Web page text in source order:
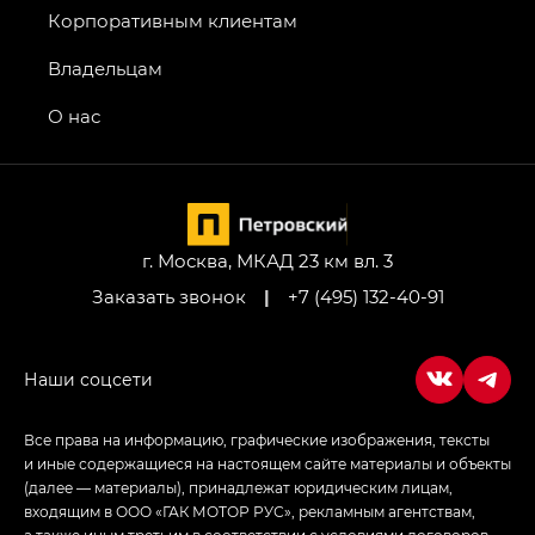
GT, Джи Эль — GL
GS4 — Джи Эс 4 (GS4) в комплектациях Джи Би
привод — GB AWD, Джи Эль Полный привод —
Джи Ти — GT, Джи Икс — GX,
Джи Икс ПРЕМИУМ — GX PREMIUM, ЛАУНЖ —
Empow — Эмпау (Empow) в комплектации
г. Москва, МКАД 23 км вл. 3
Заказать звонок
| +7 (495) 132-40-91
Корпоративным клиентам
Владельцам
О нас
Все права на информацию, графические изображения, тексты
и иные содержащиеся на настоящем сайте материалы и объекты
(далее — материалы), принадлежат юридическим лицам,
входящим в ООО «ГАК МОТОР РУС», рекламным агентствам,